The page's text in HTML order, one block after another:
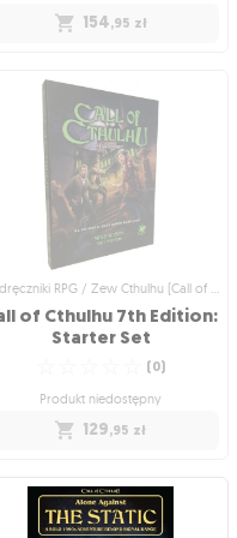
154,95 zł
Cthulhu)
Call of Cthulhu 7th
edition - Nameless
Horrors
Sześć scenariuszy pełnych grozy
☆
☆
☆
☆
☆ 0
Produkt niedostępny
154,95 zł
Podręczniki RPG / Zew Cthulhu (Call of Cthulhu)
of Cthulhu 7th Edition:
Starter Set
(0)
Produkt niedostępny
129,95 zł
RPG / Zew Cthulhu (Call of
Cthulhu)
Call of Cthulhu 7th